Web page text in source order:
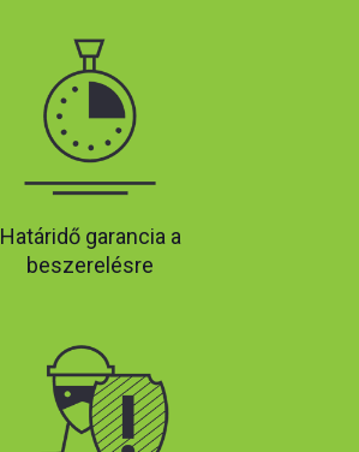
Határidő garancia a
beszerelésre